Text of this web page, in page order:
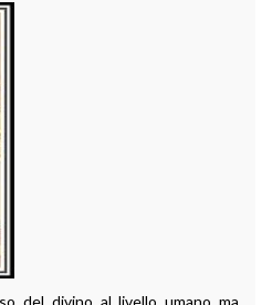
del divino al livello umano ma